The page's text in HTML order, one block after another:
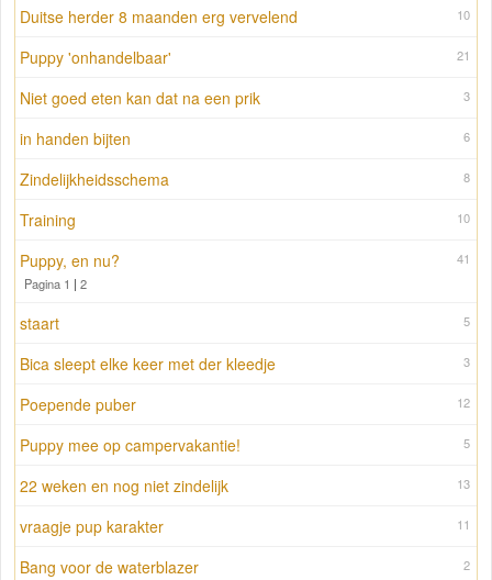
10
Duitse herder 8 maanden erg vervelend
21
Puppy 'onhandelbaar'
3
Niet goed eten kan dat na een prik
6
in handen bijten
8
Zindelijkheidsschema
10
Training
41
Puppy, en nu?
Pagina 1 | 2
5
staart
3
Bica sleept elke keer met der kleedje
12
Poepende puber
5
Puppy mee op campervakantie!
13
22 weken en nog niet zindelijk
11
vraagje pup karakter
2
Bang voor de waterblazer